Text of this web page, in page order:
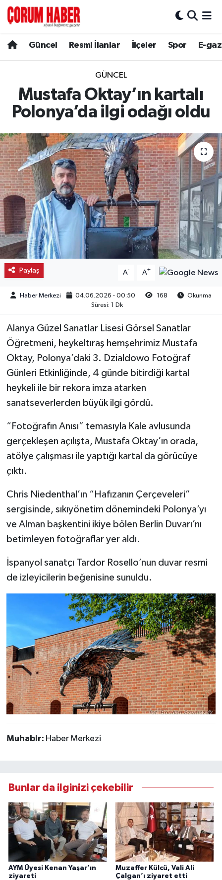
Güncel Resmi İlanlar İlçeler Spor E-
GÜNCEL
Mustafa Oktay’ın kartalı
Polonya’da ilgi odağı oldu
Paylaş A- A+
Haber Merkezi 04.06.2026 - 00:50 168
Okunma
Süresi: 1 Dk
Alanya Güzel Sanatlar Lisesi Görsel Sanatlar
Öğretmeni, heykeltıraş hemşehrimiz Mustafa
Oktay, Polonya’daki 3. Dzialdowo Fotoğraf
Günleri Etkinliğinde, 4 günde bitirdiği kartal
heykeli ile bir rekora imza atarken
sanatseverlerden büyük ilgi gördü.
“Fotoğrafın Anısı” temasıyla Kale avlusunda
gerçekleşen açılışta, Mustafa Oktay’ın orada,
atölye çalışması ile yaptığı kartal da görücüye
çıktı.
Chris Niedenthal’ın “Hafızanın Çerçeveleri”
sergisinde, sıkıyönetim dönemindeki Polonya’yı
ve Alman başkentini ikiye bölen Berlin Duvarı’nı
betimleyen fotoğraflar yer aldı.
İspanyol sanatçı Tardor Rosello’nun duvar resmi
de izleyicilerin beğenisine sunuldu.
Muhabir: Haber Merkezi
Bunlar da ilginizi çekebilir
AYM Üyesi Kenan Yaşar’ın
ziyareti
Muzaffer Külcü, Vali Ali
Çalgan’ı ziyaret etti
Spor
Resmi İlanlar
Alaca
Bayat
Boğazkale
Dodurga
İskilip
Kargı
Laçin
Mecitözü
Oğuzlar
Ortaköy
Osmancık
Sungurlu
Sağlık
Hava Durumu
Çorum Namaz Vakitleri
Trafik Durumu
Süper Lig Puan Durumu ve Fikstür
Tüm Manşetler
Son Dakika Haberleri
Haber Arşivi